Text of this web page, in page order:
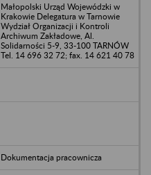
Małopolski Urząd Wojewódzki w
Krakowie Delegatura w Tarnowie
Wydział Organizacji i Kontroli
Archiwum Zakładowe, Al.
Solidarności 5-9, 33-100 TARNÓW
Tel. 14 696 32 72; fax. 14 621 40 78
Dokumentacja pracownicza